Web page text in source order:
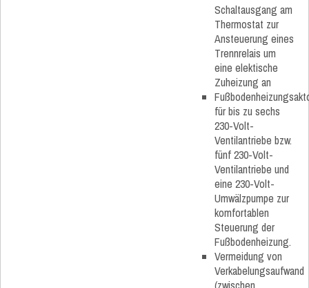
Schaltausgang am
Thermostat zur
Ansteuerung eines
Trennrelais um
eine elektische
Zuheizung an
für bis zu sechs
230-Volt-
Ventilantriebe bzw.
fünf 230-Volt-
Ventilantriebe und
eine 230-Volt-
Umwälzpumpe zur
komfortablen
Steuerung der
Fußbodenheizung.
Vermeidung von
Verkabelungsaufwand